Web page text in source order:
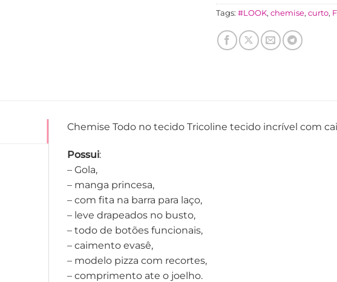
Tags: #LOOK, chemise, curto,
Chemise Todo no tecido Tricoline tecido incrível com
Possui:
– Gola,
– manga princesa,
– com fita na barra para laço,
– leve drapeados no busto,
– todo de botões funcionais,
– caimento evasê,
– modelo pizza com recortes,
– comprimento ate o joelho.